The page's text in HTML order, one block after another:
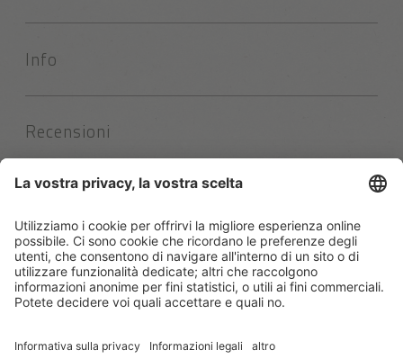
Rio Nero 2
39050 Nova Ponente
- Italia
Tel.+39 0471 616537
info@pfoesl.it
Info
Recensioni